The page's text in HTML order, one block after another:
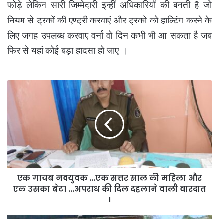
फोड़े लेकिन सारी जिम्मेदारी इन्हीं अधिकारियों की बनती है जो
नियम से ट्रकों की एण्ट्री करवाएं और ट्रको को हाल्टिंग करने के
लिए जगह उपलब्ध करवाए वर्ना वो दिन कभी भी आ सकता है जब
फिर से यहां कोई बड़ा हादसा हो जाए ।
नवयुवक
सत्तर
साल
की
महिला
और
उसका
एक गायब नवयुवक ...एक सत्तर साल की महिला और
एक उसका बेटा ...अपराध की दिल दहलाने वाली वारदात
।